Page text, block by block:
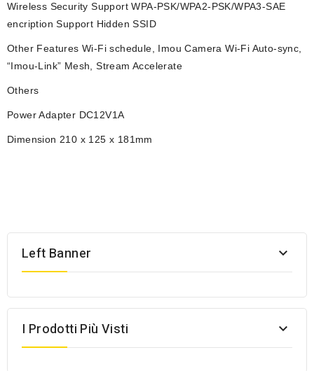
Wireless Security Support WPA-PSK/WPA2-PSK/WPA3-SAE
encription Support Hidden SSID
Other Features Wi-Fi schedule, Imou Camera Wi-Fi Auto-sync,
“Imou-Link” Mesh, Stream Accelerate
Others
Power Adapter DC12V1A
Dimension 210 x 125 x 181mm
Left Banner 
I Prodotti Più Visti 